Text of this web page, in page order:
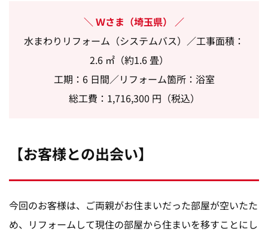
Ｗさま（埼玉県）
水まわりリフォーム（システムバス）／工事面積：
2.6 ㎡（約1.6 畳）
工期：6 日間／リフォーム箇所：浴室
総工費：1,716,300 円（税込）
【お客様との出会い】
今回のお客様は、ご両親がお住まいだった部屋が空いたた
め、リフォームして現住の部屋から住まいを移すことにし